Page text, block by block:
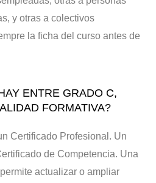
y otras a colectivos
la ficha del curso antes de
ENTRE GRADO C,
FORMATIVA?
Certificado Profesional. Un
de Competencia. Una
actualizar o ampliar